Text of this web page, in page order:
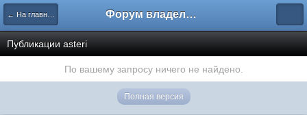
← На главную Форум владельцев интернет-магазинов
Публикации asteri
По вашему запросу ничего не найдено.
Полная версия